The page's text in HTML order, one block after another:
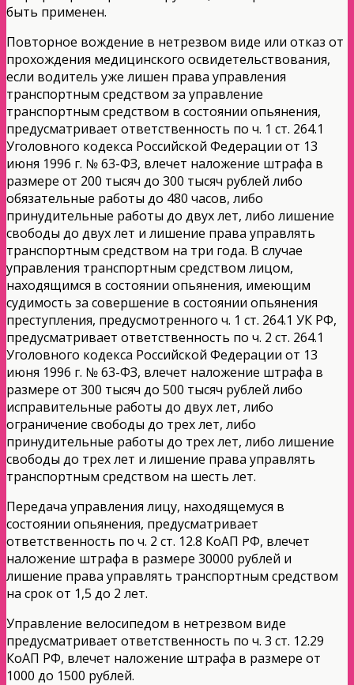
быть применен.
Повторное вождение в нетрезвом виде или отказ от
прохождения медицинского освидетельствования,
если водитель уже лишен права управления
транспортным средством за управление
транспортным средством в состоянии опьянения,
предусматривает ответственность по ч. 1 ст. 264.1
Уголовного кодекса Российской Федерации от 13
июня 1996 г. № 63-ФЗ, влечет наложение штрафа в
размере от 200 тысяч до 300 тысяч рублей либо
обязательные работы до 480 часов, либо
принудительные работы до двух лет, либо лишение
свободы до двух лет и лишение права управлять
транспортным средством на три года. В случае
управления транспортным средством лицом,
находящимся в состоянии опьянения, имеющим
судимость за совершение в состоянии опьянения
преступления, предусмотренного ч. 1 ст. 264.1 УК РФ,
предусматривает ответственность по ч. 2 ст. 264.1
Уголовного кодекса Российской Федерации от 13
июня 1996 г. № 63-ФЗ, влечет наложение штрафа в
размере от 300 тысяч до 500 тысяч рублей либо
исправительные работы до двух лет, либо
ограничение свободы до трех лет, либо
принудительные работы до трех лет, либо лишение
свободы до трех лет и лишение права управлять
транспортным средством на шесть лет.
Передача управления лицу, находящемуся в
состоянии опьянения, предусматривает
ответственность по ч. 2 ст. 12.8 КоАП РФ, влечет
наложение штрафа в размере 30000 рублей и
лишение права управлять транспортным средством
на срок от 1,5 до 2 лет.
Управление велосипедом в нетрезвом виде
предусматривает ответственность по ч. 3 ст. 12.29
КоАП РФ, влечет наложение штрафа в размере от
1000 до 1500 рублей.